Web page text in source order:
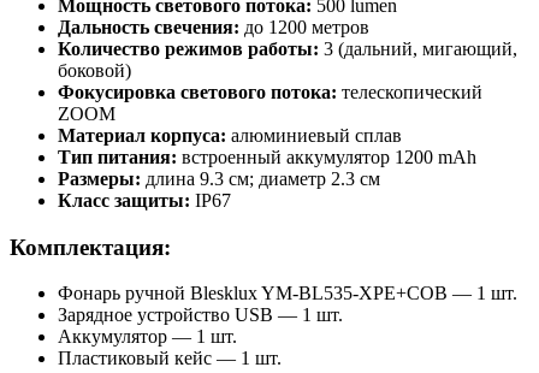
Мощность светового потока: 500 lumen
Дальность свечения: до 1200 метров
Количество режимов работы: 3 (дальний, мигающий,
боковой)
Фокусировка светового потока: телескопический
ZOOM
Материал корпуса: алюминиевый сплав
Тип питания: встроенный аккумулятор 1200 mAh
Размеры: длина 9.3 см; диаметр 2.3 см
Класс защиты: IP67
Комплектация:
Фонарь ручной Blesklux YM-BL535-XPE+COB — 1 шт.
Зарядное устройство USB — 1 шт.
Аккумулятор — 1 шт.
Пластиковый кейс — 1 шт.